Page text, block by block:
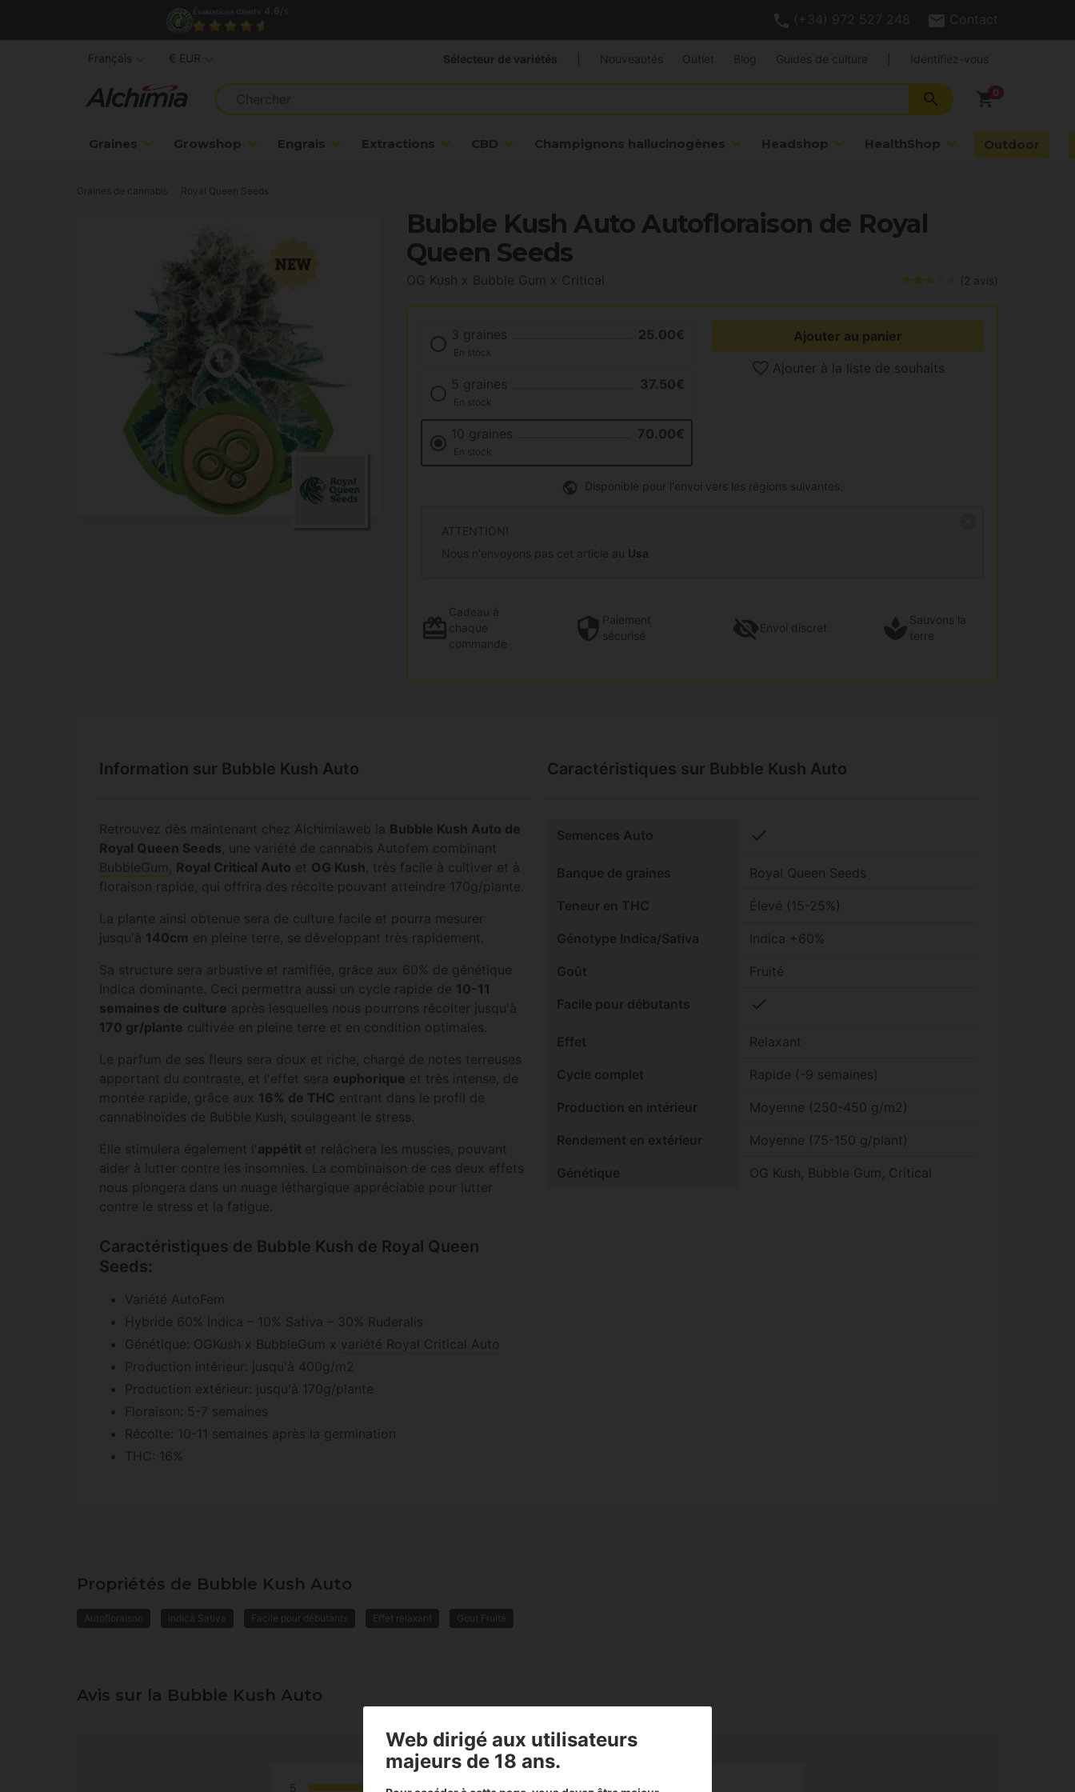
(+34) 972 527 248 Contact
shopping_cart
search
Graines Growshop Engrais Extractions CBD Champignons hallucinogènes Headshop HealthShop Outdoor
Sélecteur de variétés Nouveautés Outlet Blog Guides de culture Identifiez-vous
Français € EUR
Graines de cannabis Royal Queen Seeds
Bubble Kush Auto Autofloraison de Royal
Queen Seeds
OG Kush x Bubble Gum x Critical (2 avis)
3 graines 25.00€
En stock
5 graines 37.50€
En stock
10 graines 70.00€
En stock
Ajouter au panier
Ajouter à la liste de souhaits
Disponible pour l'envoi vers les régions suivantes.
ATTENTION!
Nous n'envoyons pas cet article au Usa
Cadeau à
chaque
commande
Paiement
sécurisé
Envoi discret
Sauvons la
terre
Information sur Bubble Kush Auto
Retrouvez dès maintenant chez Alchimiaweb la Bubble Kush Auto de
Royal Queen Seeds , une variété de cannabis Autofem combinant
BubbleGum Royal Critical Auto et OG Kush , très facile à cultiver et à
floraison rapide, qui offrira des récolte pouvant atteindre 170g/plante.
La plante ainsi obtenue sera de culture facile et pourra mesurer
jusqu'à 140cm en pleine terre, se développant très rapidement.
Sa structure sera arbustive et ramifiée, grâce aux 60% de génétique
Indica dominante. Ceci permettra aussi un cycle rapide de 10-11
semaines de culture après lesquelles nous pourrons récolter jusqu'à
170 gr/plante cultivée en pleine terre et en condition optimales.
Le parfum de ses fleurs sera doux et riche, chargé de notes terreuses
apportant du contraste, et l'effet sera euphorique et très intense, de
montée rapide, grâce aux 16% de THC entrant dans le profil de
cannabinoïdes de Bubble Kush, soulageant le stress.
Elle stimulera également l' appétit et relâchera les muscles, pouvant
aider à lutter contre les insomnies. La combinaison de ces deux effets
nous plongera dans un nuage léthargique appréciable pour lutter
contre le stress et la fatigue.
Caractéristiques de Bubble Kush de Royal Queen
Seeds:
Variété AutoFem
Hybride 60% Indica – 10% Sativa – 30% Ruderalis
Génétique: OGKush x BubbleGum x variété Royal Critical Auto
Production intérieur: jusqu'à 400g/m2
Production extérieur: jusqu'à 170g/plante
Floraison: 5-7 semaines
Récolte: 10-11 semaines après la germination
THC: 16%
Caractéristiques sur Bubble Kush Auto
Semences Auto check
Banque de graines Royal Queen Seeds
Teneur en THC Élevé (15-25%)
Génotype Indica/Sativa Indica +60%
Goût Fruité
Facile pour débutants check
Effet Relaxant
Cycle complet Rapide (-9 semaines)
Production en intérieur Moyenne (250-450 g/m2)
Rendement en extérieur Moyenne (75-150 g/plant)
Génétique OG Kush, Bubble Gum, Critical
Propriétés de Bubble Kush Auto
Autofloraison Indica Sativa Facile pour débutants Effet relaxant Gout Fruité
Avis sur la Bubble Kush Auto
5
Web dirigé aux utilisateurs
majeurs de 18 ans.